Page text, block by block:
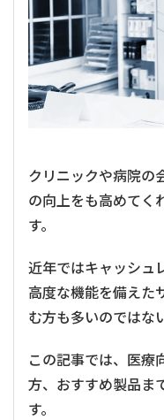
クリニックや病院の
の向上をも高めてく
す。
近年ではキャッシュ
高度な機能を備えた
む方も多いのではな
この記事では、医療
方、おすすめ製品ま
す。